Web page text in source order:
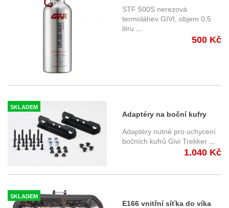
termolahev objem 0,5 l.
STF 500S nerezová
termoláhev GIVI, objem 0,5
litru
500 Kč
SKLADEM
Adaptéry na boční kufry
Givi Dolomiti pro boční
nosiče SW-Motech
Adaptéry nutné pro uchycení
bočních kufrů Givi Trekker
1.040 Kč
SKLADEM
E166 vnitřní síťka do víka